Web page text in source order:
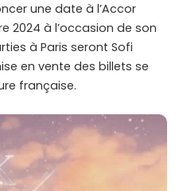
une date à l’Accor
2024 à l’occasion de son
à Paris seront Sofi
en vente des billets se
française.